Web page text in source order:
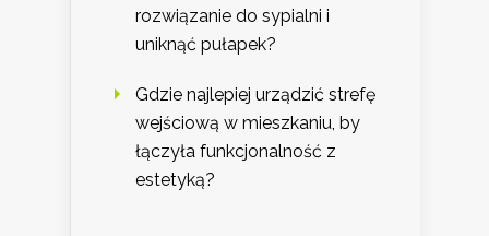
rozwiązanie do sypialni i
uniknąć pułapek?
Gdzie najlepiej urządzić strefę
wejściową w mieszkaniu, by
łączyła funkcjonalność z
estetyką?